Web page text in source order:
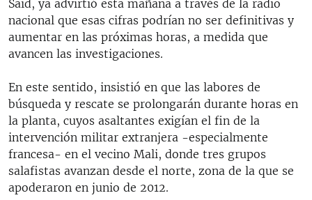
Said, ya advirtió esta mañana a través de la radio
nacional que esas cifras podrían no ser definitivas y
aumentar en las próximas horas, a medida que
avancen las investigaciones.
En este sentido, insistió en que las labores de
búsqueda y rescate se prolongarán durante horas en
la planta, cuyos asaltantes exigían el fin de la
intervención militar extranjera -especialmente
francesa- en el vecino Mali, donde tres grupos
salafistas avanzan desde el norte, zona de la que se
apoderaron en junio de 2012.